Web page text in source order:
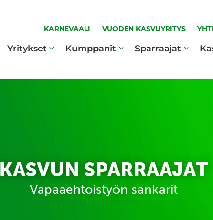
KARNEVAALI VUODEN KASVUYRITYS
Yritykset Kumppanit Sparraajat
KASVUN SPARRAAJAT
Vapaaehtoistyön sankarit